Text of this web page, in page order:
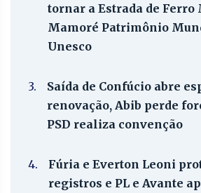
tornar a Estrada de Ferro
Mamoré Patrimônio
Unesco
3.
Saída de Confúcio abre
renovação, Abib perde
PSD realiza convenção
4.
Fúria e Everton Leoni
registros e PL e Avante